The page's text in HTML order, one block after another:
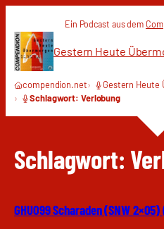
Inhalt
springen
Ein Podcast aus dem
Gestern Heute
compendion.net
Gestern Heute
Schlagwort: Verlobung
Schlagwort:
GHU099 Scharaden (SNW